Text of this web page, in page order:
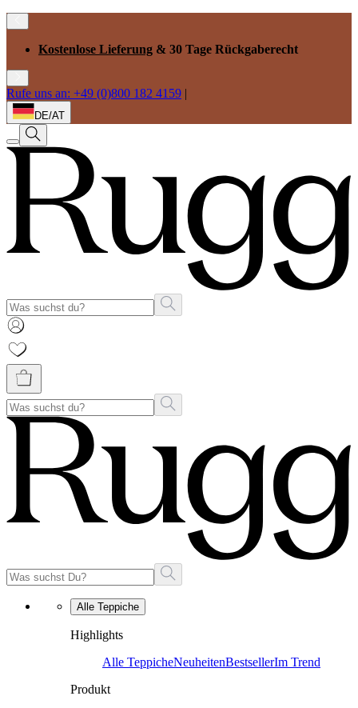
Kostenlose Lieferung & 30 Tage Rückgaberecht
Rufe uns an: +49 (0)800 182 4159 |
DE/AT
Alle Teppiche
Highlights
Alle TeppicheNeuheitenBestsellerIm Trend
Produkt